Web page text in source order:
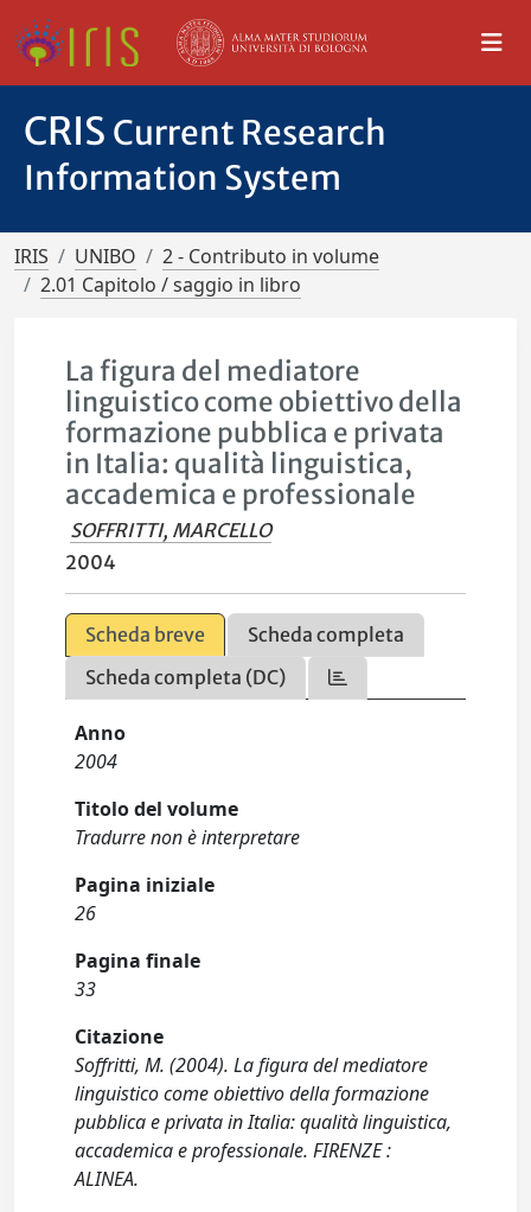
CRIS Current Research
Information System
IRIS UNIBO
2 - Contributo in volume
2.01 Capitolo / saggio in libro
La figura del mediatore
linguistico come obiettivo della
formazione pubblica e privata
in Italia: qualità linguistica,
accademica e professionale
SOFFRITTI, MARCELLO
2004
Scheda breve
Scheda completa
Scheda completa (DC)
Anno
2004
Titolo del volume
Tradurre non è interpretare
Pagina iniziale
26
Pagina finale
33
Citazione
Soffritti, M. (2004). La figura del mediatore
linguistico come obiettivo della formazione
pubblica e privata in Italia: qualità linguistica,
accademica e professionale. FIRENZE :
ALINEA.